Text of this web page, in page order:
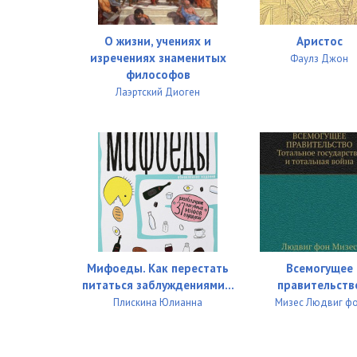
38_Lovkiy chelovek. Andrey Osterman (1686–1747)
39_Gosudarevo oko. Pavel Yaguzhinskiy (1683–1736)
40_Ten, znavshaya svoe mesto. Aleksey Makarov
42_Boevye generaly
43_Pribylschiki
44_Zaklyuchenie. Rossiya stanovitsya imperiey
О жизни, учениях и
изречениях знаменитых
философов
Лаэртский Диоген
Аристос
Фаулз Джон
Мифоеды. Как перестать
питаться заблуждениями...
Плискина Юлианна
Всемогущее
Мизес Людвиг